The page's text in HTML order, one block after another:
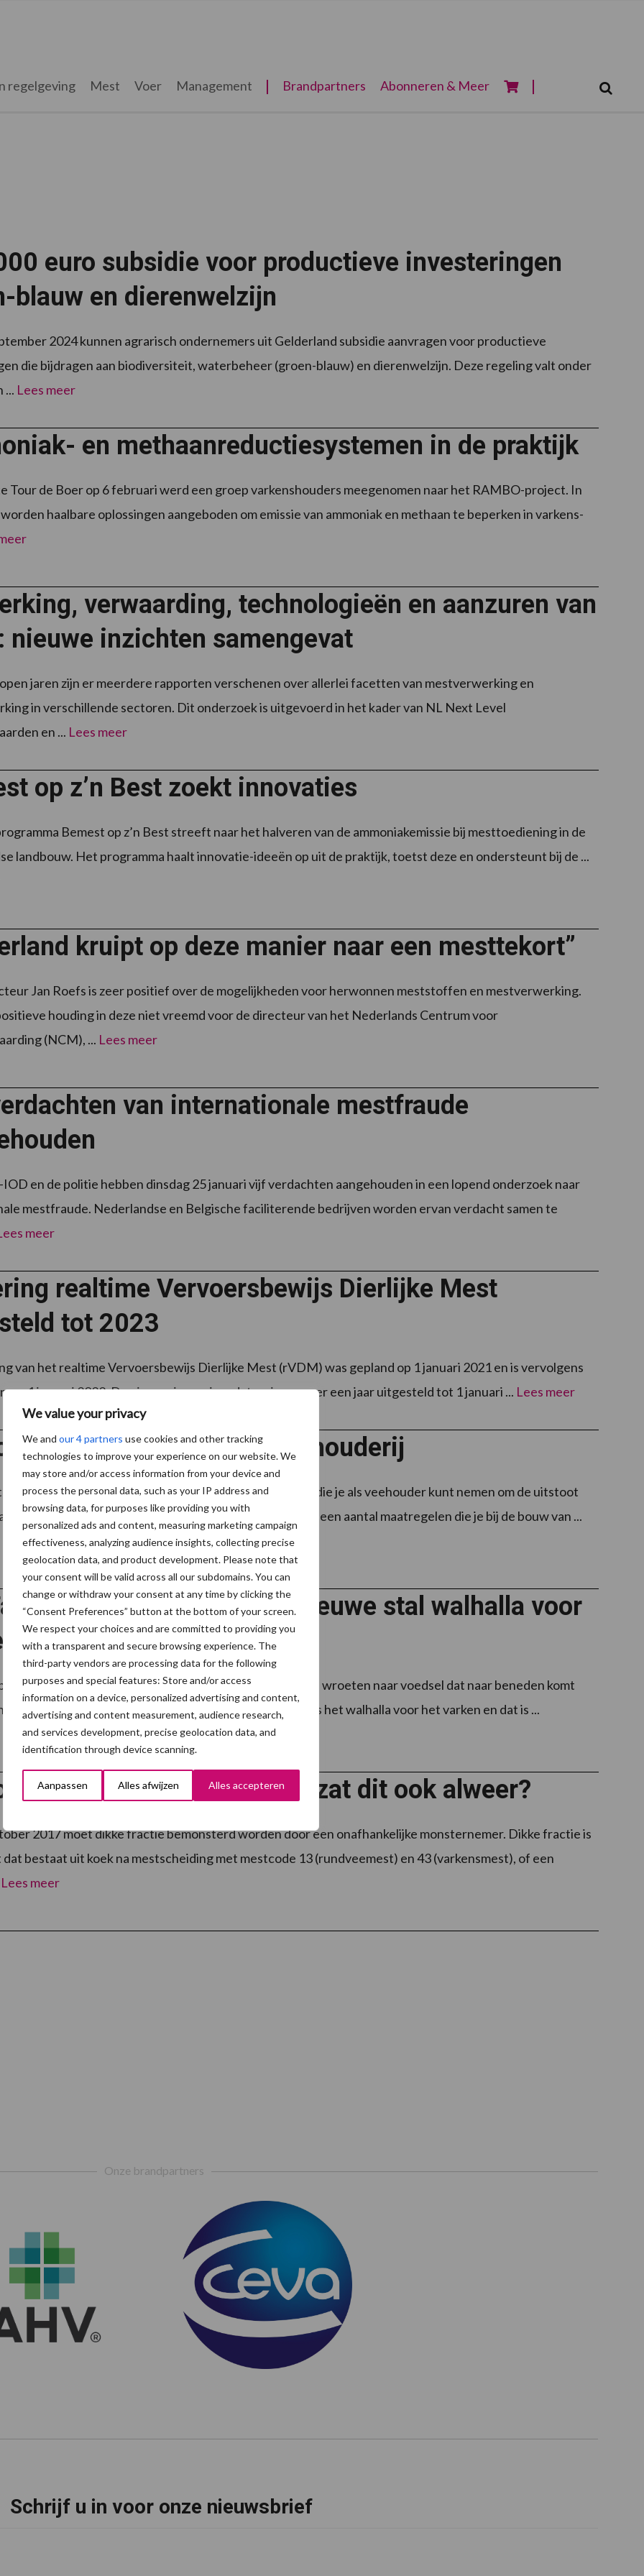
We value your privacy
We and our 4 partners use cookies and other tracking
technologies to improve your experience on our website. We
may store and/or access information from your device and
process the personal data, such as your IP address and
browsing data, for purposes like providing you with
personalized ads and content, measuring marketing campaign
effectiveness, analyzing audience insights, collecting precise
geolocation data, and product development. Please note that
your consent will be valid across all our subdomains. You can
change or withdraw your consent at any time by clicking the
“Consent Preferences” button at the bottom of your screen.
We respect your choices and are committed to providing you
with a transparent and secure browsing experience. The
third-party vendors are processing data for the following
purposes and special features: Store and/or access
information on a device, personalized advertising and content,
advertising and content measurement, audience research,
and services development, precise geolocation data, and
identification through device scanning.
Aanpassen Alles afwijzen Alles accepteren
regelgeving Mest Voer Management Brandpartners Abonneren & Meer
euro subsidie voor productieve investeringen
blauw en dierenwelzijn
2024 kunnen agrarisch ondernemers uit Gelderland subsidie aanvragen voor productieve
die bijdragen aan biodiversiteit, waterbeheer (groen-blauw) en dierenwelzijn. Deze regeling valt onder
... Lees meer
en methaanreductiesystemen in de praktijk
Tour de Boer op 6 februari werd een groep varkenshouders meegenomen naar het RAMBO-project. In
haalbare oplossingen aangeboden om emissie van ammoniak en methaan te beperken in varkens-
verwaarding, technologieën en aanzuren van
nieuwe inzichten samengevat
jaren zijn er meerdere rapporten verschenen over allerlei facetten van mestverwerking en
in verschillende sectoren. Dit onderzoek is uitgevoerd in het kader van NL Next Level
en ... Lees meer
op z’n Best zoekt innovaties
Bemest op z’n Best streeft naar het halveren van de ammoniakemissie bij mesttoediening in de
landbouw. Het programma haalt innovatie-ideeën op uit de praktijk, toetst deze en ondersteunt bij de ...
kruipt op deze manier naar een mesttekort”
Jan Roefs is zeer positief over de mogelijkheden voor herwonnen meststoffen en mestverwerking.
houding in deze niet vreemd voor de directeur van het Nederlands Centrum voor
(NCM), ... Lees meer
van internationale mestfraude
en de politie hebben dinsdag 25 januari vijf verdachten aangehouden in een lopend onderzoek naar
mestfraude. Nederlandse en Belgische faciliterende bedrijven worden ervan verdacht samen te
meer
realtime Vervoersbewijs Dierlijke Mest
tot 2023
van het realtime Vervoersbewijs Dierlijke Mest (rVDM) was gepland op 1 januari 2021 en is vervolgens
1 januari 2022. De nieuwe invoeringsdatum is nu weer een jaar uitgesteld tot 1 januari ... Lees meer
Klimaatlat veehouderij
veehouderij is een puntensysteem voor maatregelen die je als veehouder kunt nemen om de uitstoot
te verminderen. Die klimaatlat is uitgebreid met een aantal maatregelen die je bij de bouw van ...
creëert met nieuwe stal walhalla voor
over zand, ze kunnen zelf naar het toilet, ze zoeken en wroeten naar voedsel dat naar beneden komt
ze leven bij zacht licht dat ze prettig vinden. Dat klinkt als het walhalla voor het varken en dat is ...
dikke fractie: hoe zat dit ook alweer?
2017 moet dikke fractie bemonsterd worden door een onafhankelijke monsternemer. Dikke fractie is
bestaat uit koek na mestscheiding met mestcode 13 (rundveemest) en 43 (varkensmest), of een
Lees meer
Onze brandpartners
Schrijf u in voor onze nieuwsbrief